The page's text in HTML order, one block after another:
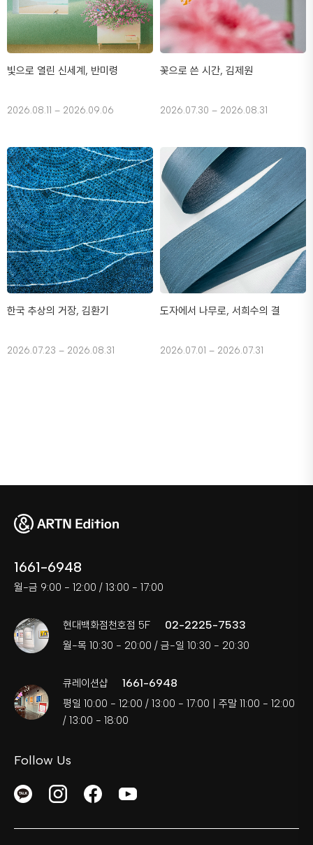
빛으로 열린 신세계, 반미령
2026.08.11 – 2026.09.06
꽃으로 쓴 시간, 김제원
2026.07.30 – 2026.08.31
한국 추상의 거장, 김환기
2026.07.23 – 2026.08.31
도자에서 나무로, 서희수의 결
2026.07.01 – 2026.07.31
1661-6948
월-금 9:00 - 12:00 / 13:00 - 17:00
현대백화점천호점 5F 02-2225-7533
월-목 10:30 - 20:00 / 금-일 10:30 - 20:30
큐레이션샵 1661-6948
평일 10:00 - 12:00 / 13:00 - 17:00 | 주말 11:00 - 12:00
/ 13:00 - 18:00
Follow Us